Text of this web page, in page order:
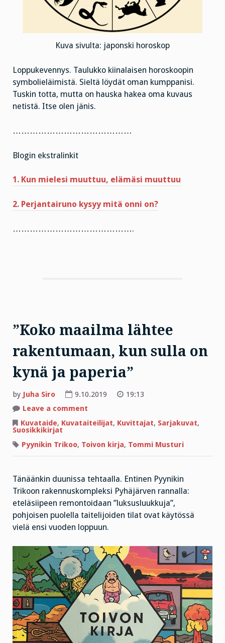
Kuva sivulta: japonski horoskop
Loppukevennys. Taulukko kiinalaisen horoskoopin
symbolieläimistä. Sieltä löydät oman kumppanisi.
Tuskin totta, mutta on hauska hakea oma kuvaus
netistä. Itse olen jänis.
……………………………………
Blogin ekstralinkit
1. Kun mielesi muuttuu, elämäsi muuttuu
2. Perjantairuno kysyy mitä onni on?
…………………………………….
”Koko maailma lähtee
rakentumaan, kun sulla on
kynä ja paperia”
by Juha Siro 9.10.2019
19:13
Leave a comment
maailma
lähtee
kun
paperia”
Kuvataide, Kuvataiteilijat, Kuvittajat, Sarjakuvat,
Suosikkikirjat
Pyynikin Trikoo, Toivon kirja, Tommi Musturi
Tänäänkin duunissa tehtaalla. Entinen Pyynikin
Trikoon rakennuskompleksi Pyhäjärven rannalla:
eteläsiipeen remontoidaan ”luksusluukkuja”,
pohjoisen puolella taitelijoiden tilat ovat käytössä
vielä ensi vuoden loppuun.